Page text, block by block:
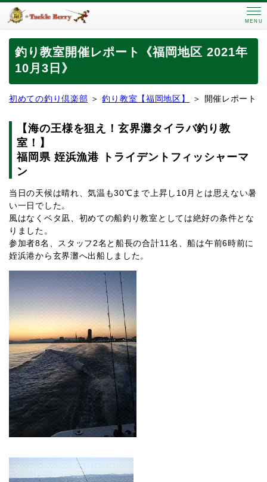
MENU
釣り教室開催レポート《福岡地区 2021年
10月3日》
初めての釣り倶楽部 ＞釣り教室【福岡地区】 ＞ 開催レポート
【海の王様を狙え！玄界灘タイラバ釣り教
室！】
福岡県姪浜漁港 トライデントフィッシャーマ
ン
当日の天候は晴れ、気温も30℃まで上昇し10月とは思えない暑
い一日でした。
風はなくベタ凪、初めての船釣り教室としては絶好の条件とな
りました。
参加者8名、スタッフ2名と船長の合計11名、船は午前6時前に
姪浜港から玄界灘へ出船しました。